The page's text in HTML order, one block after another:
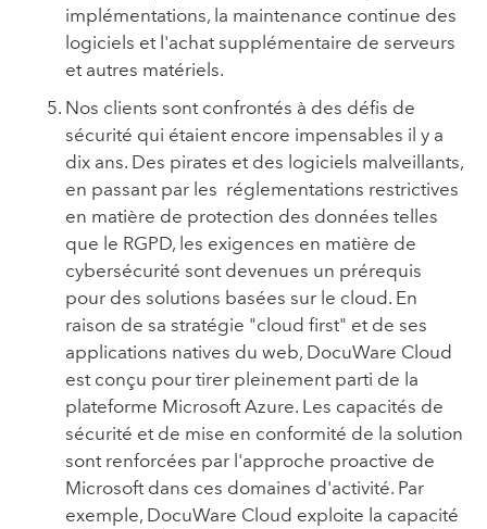
implémentations, la maintenance continue des
logiciels et l'achat supplémentaire de serveurs
et autres matériels.
Nos clients sont confrontés à des défis de
sécurité qui étaient encore impensables il y a
dix ans. Des pirates et des logiciels malveillants,
en passant par les réglementations restrictives
en matière de protection des données telles
que le RGPD, les exigences en matière de
cybersécurité sont devenues un prérequis
pour des solutions basées sur le cloud. En
raison de sa stratégie "cloud first" et de ses
applications natives du web, DocuWare Cloud
est conçu pour tirer pleinement parti de la
plateforme Microsoft Azure. Les capacités de
sécurité et de mise en conformité de la solution
sont renforcées par l'approche proactive de
Microsoft dans ces domaines d'activité. Par
exemple, DocuWare Cloud exploite la capacité